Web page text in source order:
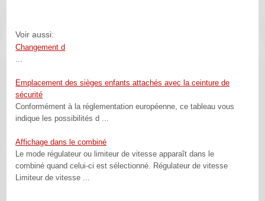
Voir aussi:
Changement d
...
Emplacement des sièges enfants attachés avec la ceinture de
sécurité
Conformément à la réglementation européenne, ce tableau vous
indique les possibilités d ...
Affichage dans le combiné
Le mode régulateur ou limiteur de vitesse apparaît dans le
combiné quand celui-ci est sélectionné. Régulateur de vitesse
Limiteur de vitesse ...